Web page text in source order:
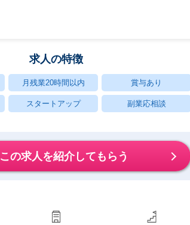
求人の特徴
月残業20時間以内 賞与あり
スタートアップ 副業応相談
この求人を紹介してもらう